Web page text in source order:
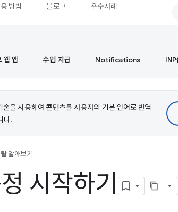
방법 블로그 우수사례
웹 앱 수입 지급 Notifications
을 사용하여 콘텐츠를 사용자의 기본 언어로 번역
다.
알아보기
시작하기